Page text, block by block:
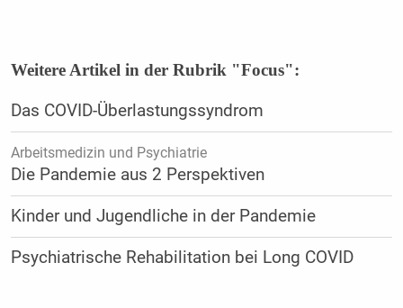
Weitere Artikel in der Rubrik "Focus":
Das COVID-Überlastungssyndrom
Arbeitsmedizin und Psychiatrie
Die Pandemie aus 2 Perspektiven
Kinder und Jugendliche in der Pandemie
Psychiatrische Rehabilitation bei Long COVID